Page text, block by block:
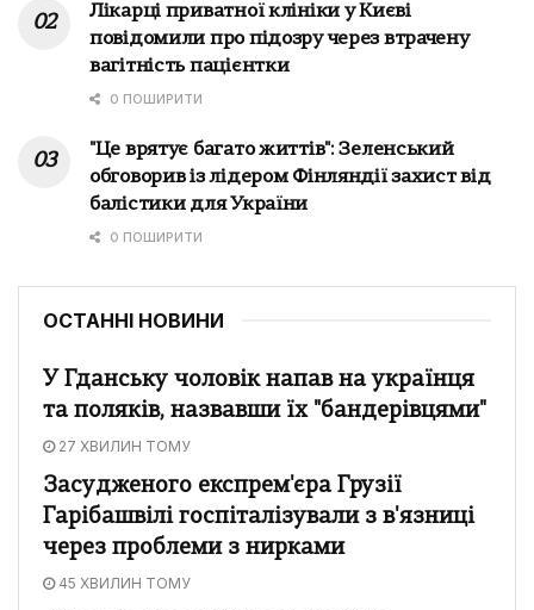
Лікарці приватної клініки у Києві
повідомили про підозру через втрачену
вагітність пацієнтки
0 ПОШИРИТИ
"Це врятує багато життів": Зеленський
обговорив із лідером Фінляндії захист від
балістики для України
0 ПОШИРИТИ
ОСТАННІ НОВИНИ
У Гданську чоловік напав на українця
та поляків, назвавши їх "бандерівцями"
27 ХВИЛИН ТОМУ
Засудженого експрем'єра Грузії
Гарібашвілі госпіталізували з в'язниці
через проблеми з нирками
45 ХВИЛИН ТОМУ